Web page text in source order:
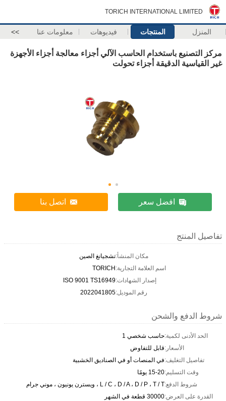
TORICH INTERNATIONAL LIMITED
المنزل المنتجات فيديوهات معلومات عنا >>
مركز التصنيع باستخدام الحاسب الآلي أجزاء معالجة أجزاء الأجهزة
غير القياسية الدقيقة أجزاء تحولت
افضل سعر اتصل بنا
تفاصيل المنتج
مكان المنشأ:تشجيانغ الصين
اسم العلامة التجارية:TORICH
إصدار الشهادات:ISO 9001 TS16949
رقم الموديل:2022041805
شروط الدفع والشحن
الحد الأدنى لكمية:حاسب شخصي 1
الأسعار:قابل للتفاوض
تفاصيل التغليف:في المنصات أو في الصناديق الخشبية
وقت التسليم:15-20 يومًا
شروط الدفع:L / C ، D / A ، D / P ، T / T ، ويسترن يونيون ، موني جرام
القدرة على العرض:30000 قطعة في الشهر